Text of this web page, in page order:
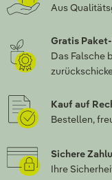
Aus
Gratis
Das Falsche
Kauf auf
Bestellen,
Sichere
Ihre